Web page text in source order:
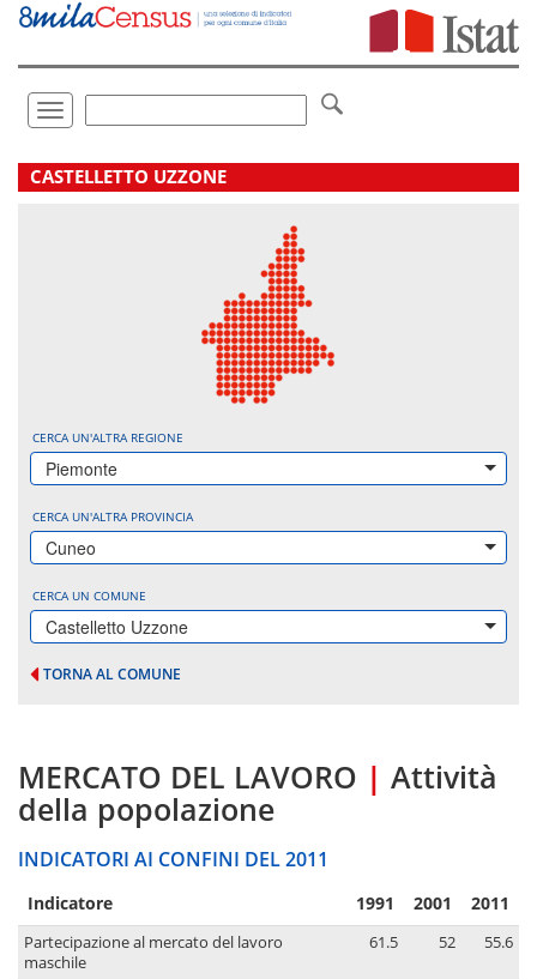
Vai
direttamente
Toggle
navigation
.
CASTELLETTO UZZONE
CERCA UN'ALTRA REGIONE
Piemonte
CERCA UN'ALTRA PROVINCIA
Cuneo
CERCA UN COMUNE
Castelletto Uzzone
TORNA AL COMUNE
MERCATO DEL LAVORO | Attività
della popolazione
INDICATORI AI CONFINI DEL 2011
Indicatore 1991 2001 2011
Partecipazione al mercato del lavoro
maschile
61.5 52 55.6